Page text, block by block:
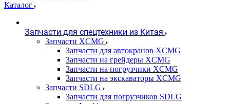
Каталог
Запчасти для спецтехники из Китая
Запчасти XCMG
Запчасти для автокранов XCMG
Запчасти на грейдеры XCMG
Запчасти на погрузчики XCMG
Запчасти на экскаваторы XCMG
Запчасти SDLG
Запчасти для погрузчиков SDLG